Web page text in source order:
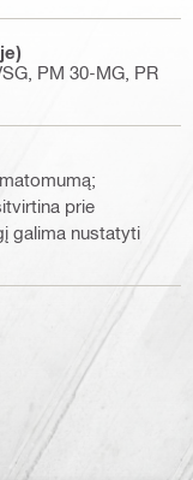
PM 30-MG, PR
prie
galima nustatyti